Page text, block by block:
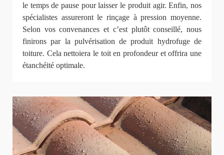
le temps de pause pour laisser le produit agir. Enfin, nos
spécialistes assureront le rinçage à pression moyenne.
Selon vos convenances et c’est plutôt conseillé, nous
finirons par la pulvérisation de produit hydrofuge de
toiture. Cela nettoiera le toit en profondeur et offrira une
étanchéité optimale.